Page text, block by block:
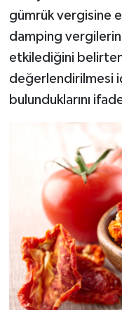
gümrük vergisine
damping
etkilediğini
değerlendirilmesi
bulunduklarını